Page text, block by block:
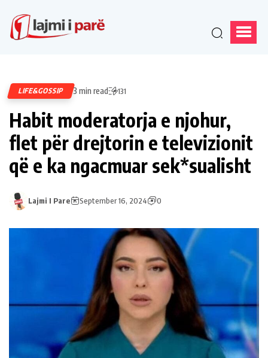
LIFE&GOSSIP 3 min read 131
Habit moderatorja e njohur,
flet për drejtorin e televizionit
që e ka ngacmuar sek*sualisht
Lajmi I Pare September 16, 2024 0